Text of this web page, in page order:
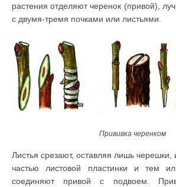
растения отделяют черенок (привой),
с двумя-тремя почками или листьями.
Прививка черенком
Листья срезают, оставляя лишь черешки,
частью листовой пластинки и тем
соединяют привой с подвоем.